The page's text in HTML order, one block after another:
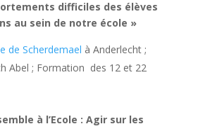
difficiles des élèves
au sein de notre école »
de Scherdemael à Anderlecht ;
Abel ; Formation des 12 et 22
à l’Ecole : Agir sur les